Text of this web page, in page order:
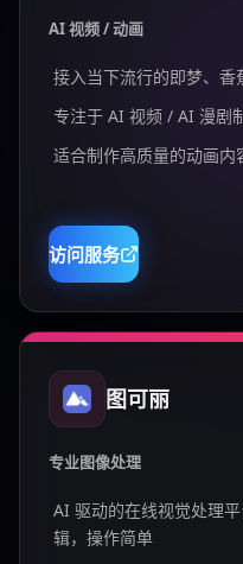
AI 视频 / 动画
接入当下流行的即梦、香
专注于 AI 视频 / AI 漫剧
适合制作高质量的动画内
访问服务
图可丽
专业图像处理
AI 驱动的在线视觉处理
辑，操作简单